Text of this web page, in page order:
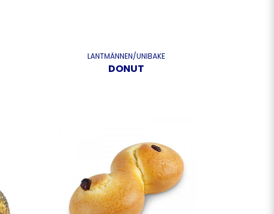
LANTMÄNNEN/UNIBAKE
DONUT